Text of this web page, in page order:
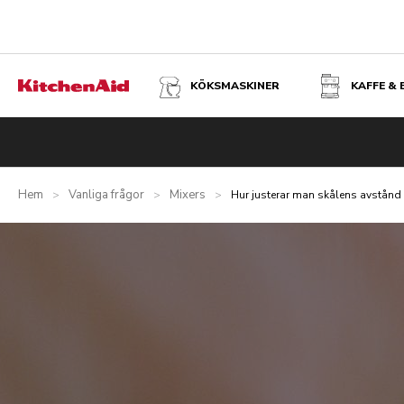
KÖKSMASKINER KAFFE &
Hem > Vanliga frågor > Mixers > Hur justerar man skålens